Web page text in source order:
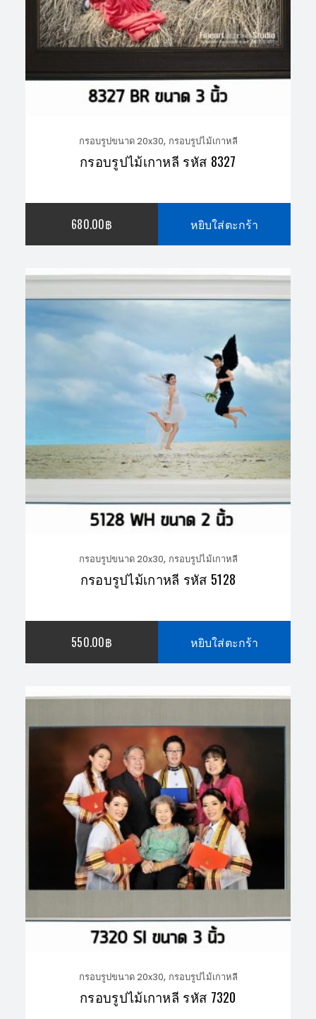
กรอบรูปขนาด 20x30, กรอบรูปไม้เกาหลี
กรอบรูปไม้เกาหลี รหัส 8327
680.00฿ หยิบใส่ตะกร้า
กรอบรูปขนาด 20x30, กรอบรูปไม้เกาหลี
กรอบรูปไม้เกาหลี รหัส 5128
550.00฿ หยิบใส่ตะกร้า
กรอบรูปขนาด 20x30, กรอบรูปไม้เกาหลี
กรอบรูปไม้เกาหลี รหัส 7320